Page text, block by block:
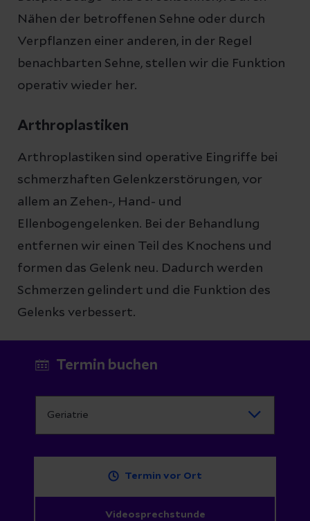
Nähen der betroffenen Sehne oder durch
Verpflanzen einer anderen, in der Regel
benachbarten Sehne, stellen wir die Funktion
operativ wieder her.
Arthroplastiken
Arthroplastiken sind operative Eingriffe bei
schmerzhaften Gelenkzerstörungen, vor
allem an Zehen-, Hand- und
Ellenbogengelenken. Bei der Behandlung
entfernen wir einen Teil des Knochens und
formen das Gelenk neu. Dadurch werden
Schmerzen gelindert und die Funktion des
Gelenks verbessert.
Termin buchen
Termin vor Ort
Videosprechstunde